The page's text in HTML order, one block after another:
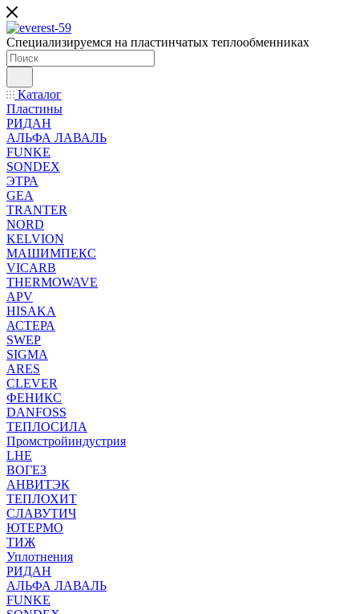
Специализируемся на пластинчатых теплообменниках
Каталог
Пластины
РИДАН
АЛЬФА ЛАВАЛЬ
FUNKE
SONDEX
ЭТРА
GEA
TRANTER
NORD
KELVION
МАШИМПЕКС
VICARB
THERMOWAVE
APV
HISAKA
АСТЕРА
SWEP
SIGMA
ARES
CLEVER
ФЕНИКС
DANFOSS
ТЕПЛОСИЛА
Промстройиндустрия
LHE
ВОГЕЗ
АНВИТЭК
ТЕПЛОХИТ
СЛАВУТИЧ
ЮТЕРМО
ТИЖ
Уплотнения
РИДАН
АЛЬФА ЛАВАЛЬ
FUNKE